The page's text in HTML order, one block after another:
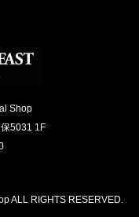
Shop
5031 1F
ALL RIGHTS RESERVED.